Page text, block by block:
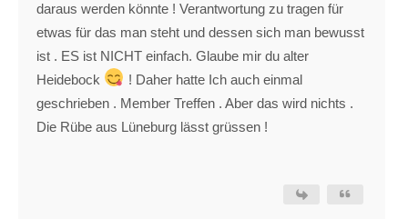
daraus werden könnte ! Verantwortung zu tragen für
etwas für das man steht und dessen sich man bewusst
ist . ES ist NICHT einfach. Glaube mir du alter
Heidebock
! Daher hatte Ich auch einmal
geschrieben . Member Treffen . Aber das wird nichts .
Die Rübe aus Lüneburg lässt grüssen !